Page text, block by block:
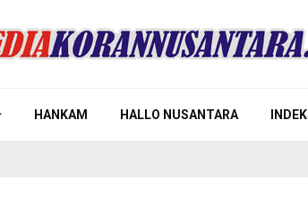
HANKAM HALLO NUSANTARA